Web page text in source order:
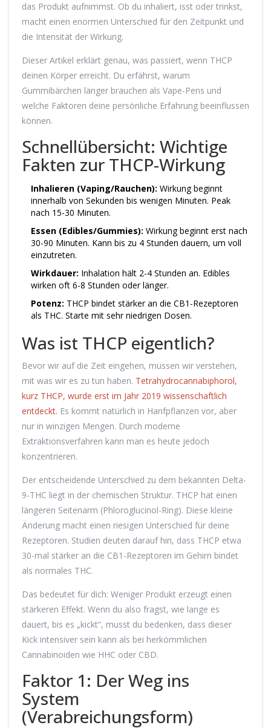
das Produkt aufnimmst. Ob du inhaliert, isst oder trinkst,
macht einen enormen Unterschied für den Zeitpunkt und
die Intensität der Wirkung.
Dieser Artikel erklärt genau, was passiert, wenn THCP
deinen Körper erreicht. Du erfährst, warum
Gummibärchen länger brauchen als Vape-Pens und
welche Faktoren deine persönliche Erfahrung beeinflussen
können.
Schnellübersicht: Wichtige
Fakten zur THCP-Wirkung
Inhalieren (Vaping/Rauchen): Wirkung beginnt
innerhalb von Sekunden bis wenigen Minuten. Peak
nach 15-30 Minuten.
Essen (Edibles/Gummies): Wirkung beginnt erst nach
30-90 Minuten. Kann bis zu 4 Stunden dauern, um voll
einzutreten.
Wirkdauer: Inhalation hält 2-4 Stunden an. Edibles
wirken oft 6-8 Stunden oder länger.
Potenz: THCP bindet stärker an die CB1-Rezeptoren
als THC. Starte mit sehr niedrigen Dosen.
Was ist THCP eigentlich?
Bevor wir auf die Zeit eingehen, müssen wir verstehen,
mit was wir es zu tun haben. Tetrahydrocannabiphorol,
kurz THCP, wurde erst im Jahr 2019 wissenschaftlich
entdeckt. Es kommt natürlich in Hanfpflanzen vor, aber
nur in winzigen Mengen. Durch moderne
Extraktionsverfahren kann man es heute jedoch
konzentrieren.
Der entscheidende Unterschied zu dem bekannten Delta-
9-THC liegt in der chemischen Struktur. THCP hat einen
längeren Seitenarm (Phloroglucinol-Ring). Diese kleine
Änderung macht einen riesigen Unterschied für deine
Rezeptoren. Studien deuten darauf hin, dass THCP etwa
30-mal stärker an die CB1-Rezeptoren im Gehirn bindet
als normales THC.
Das bedeutet für dich: Weniger Produkt erzeugt einen
stärkeren Effekt. Wenn du also fragst, wie lange es
dauert, bis es „kickt“, musst du bedenken, dass dieser
Kick intensiver sein kann als bei herkömmlichen
Cannabinoiden wie HHC oder CBD.
Faktor 1: Der Weg ins
System
(Verabreichungsform)